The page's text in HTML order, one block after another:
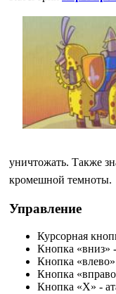
уничтожать. Также
кромешной темноты.
Управление
Курсорная
Кнопка «вниз»
Кнопка
Кнопка
Кнопка «Х» -